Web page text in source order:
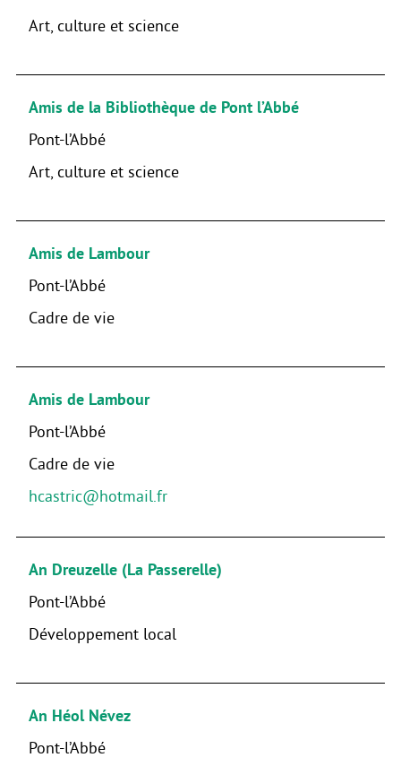
Art, culture et science
Amis de la Bibliothèque de Pont l’Abbé
Pont-l’Abbé
Art, culture et science
Amis de Lambour
Pont-l’Abbé
Cadre de vie
Amis de Lambour
Pont-l’Abbé
Cadre de vie
hcastric@hotmail.fr
An Dreuzelle (La Passerelle)
Pont-l’Abbé
Développement local
An Héol Névez
Pont-l’Abbé